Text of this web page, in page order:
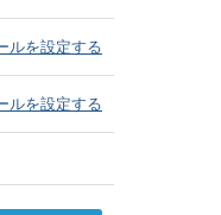
ルを設定する
ルを設定する